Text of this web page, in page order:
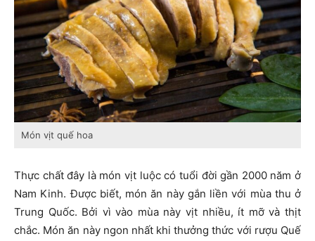
Món vịt quế hoa
Thực chất đây là món vịt luộc có tuổi đời gần 2000 năm ở
Nam Kinh. Được biết, món ăn này gắn liền với mùa thu ở
Trung Quốc. Bởi vì vào mùa này vịt nhiều, ít mỡ và thịt
chắc. Món ăn này ngon nhất khi thưởng thức với rượu Quế